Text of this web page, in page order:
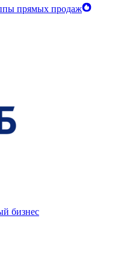
прямых продаж
бизнес